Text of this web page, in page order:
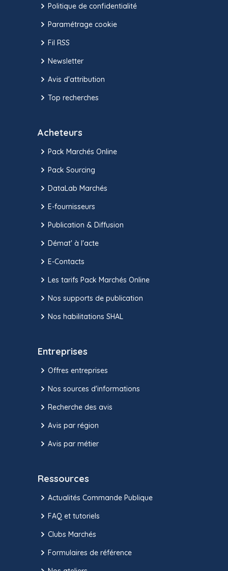
Politique de confidentialité
Paramétrage cookie
Fil RSS
Newsletter
Avis d'attribution
Top recherches
Acheteurs
Pack Marchés Online
Pack Sourcing
DataLab Marchés
E-fournisseurs
Publication & Diffusion
Démat' à l'acte
E-Contacts
Les tarifs Pack Marchés Online
Nos supports de publication
Nos habilitations SHAL
Entreprises
Offres entreprises
Nos sources d'informations
Recherche des avis
Avis par région
Avis par métier
Ressources
Actualités Commande Publique
FAQ et tutoriels
Clubs Marchés
Formulaires de référence